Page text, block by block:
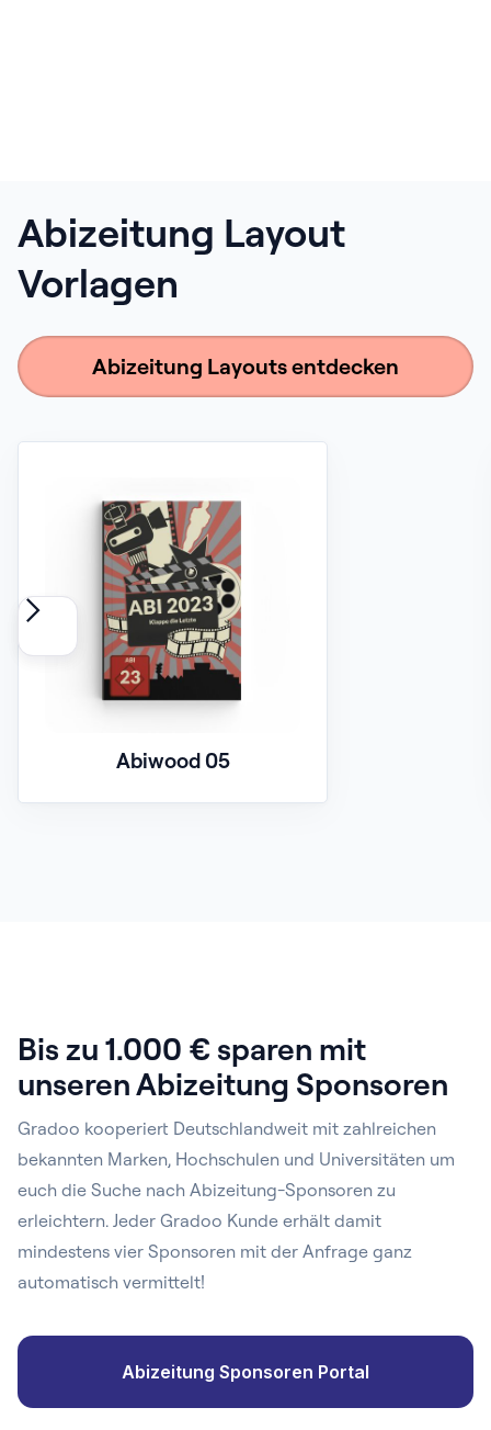
Abizeitung Layout
Vorlagen
Abizeitung Layouts entdecken
Abiwood 05
Bis zu 1.000 € sparen mit
unseren Abizeitung Sponsoren
Gradoo kooperiert Deutschlandweit mit zahlreichen
bekannten Marken, Hochschulen und Universitäten um
euch die Suche nach Abizeitung-Sponsoren zu
erleichtern. Jeder Gradoo Kunde erhält damit
mindestens vier Sponsoren mit der Anfrage ganz
automatisch vermittelt!
Abizeitung Sponsoren Portal